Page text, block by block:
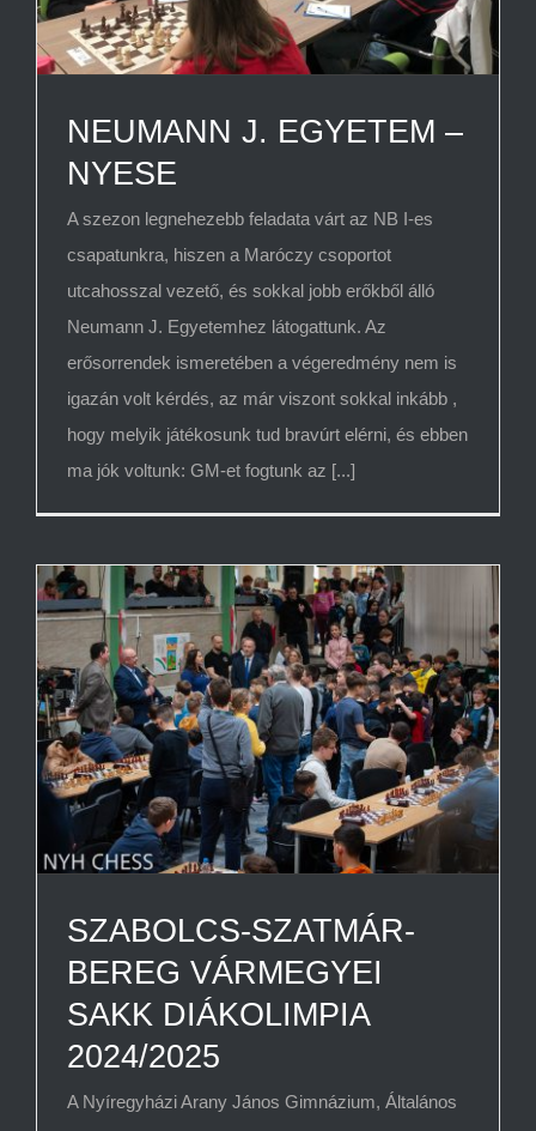
NEUMANN J. EGYETEM –
NYESE
A szezon legnehezebb feladata várt az NB I-es
csapatunkra, hiszen a Maróczy csoportot
utcahosszal vezető, és sokkal jobb erőkből álló
Neumann J. Egyetemhez látogattunk. Az
erősorrendek ismeretében a végeredmény nem is
igazán volt kérdés, az már viszont sokkal inkább ,
hogy melyik játékosunk tud bravúrt elérni, és ebben
ma jók voltunk: GM-et fogtunk az [...]
SZABOLCS-SZATMÁR-
BEREG VÁRMEGYEI
SAKK DIÁKOLIMPIA
2024/2025
A Nyíregyházi Arany János Gimnázium, Általános